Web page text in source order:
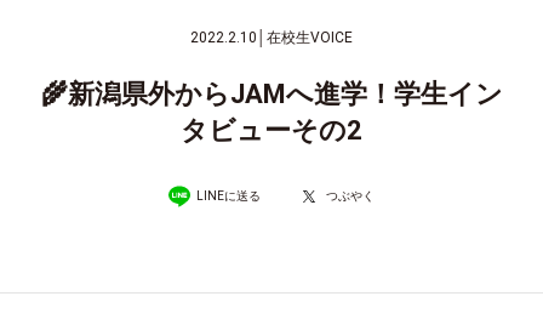
2022.2.10 在校生VOICE
🌾新潟県外からJAMへ進学！学生イン
タビューその2
LINEに送る つぶやく